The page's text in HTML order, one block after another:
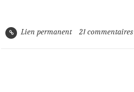
Lien permanent 21 commentaires